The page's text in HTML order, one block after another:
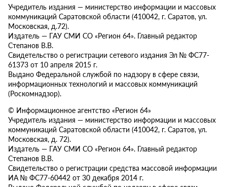
Учредитель издания — министерство информации и массовых
коммуникаций Саратовской области (410042, г. Саратов, ул.
Московская, д.72).
Издатель — ГАУ СМИ СО «Регион 64». Главный редактор
Степанов В.В.
Свидетельство о регистрации сетевого издания Эл № ФС77-
61373 от 10 апреля 2015 г.
Выдано Федеральной службой по надзору в сфере связи,
информационных технологий и массовых коммуникаций
(Роскомнадзор).
© Информационное агентство «Регион 64»
Учредитель издания — министерство информации и массовых
коммуникаций Саратовской области (410042, г. Саратов, ул.
Московская, д. 72).
Издатель — ГАУ СМИ СО «Регион 64». Главный редактор
Степанов В.В.
Свидетельство о регистрации средства массовой информации
ИА № ФС77-60442 от 30 декабря 2014 г.